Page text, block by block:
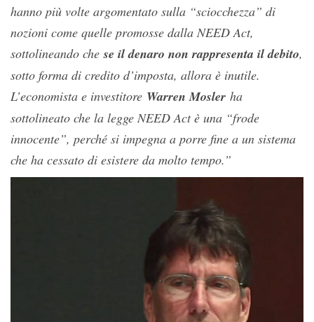
hanno più volte argomentato sulla “sciocchezza” di
nozioni come quelle promosse dalla NEED Act,
sottolineando chese il denaro non rappresenta il debito,
sotto forma di credito d’imposta, allora è inutile.
L’economista e investitore Warren Mosler ha
sottolineato che la legge NEED Act è una “frode
innocente”, perché si impegna a porre fine a un sistema
che ha cessato di esistere da molto tempo.”